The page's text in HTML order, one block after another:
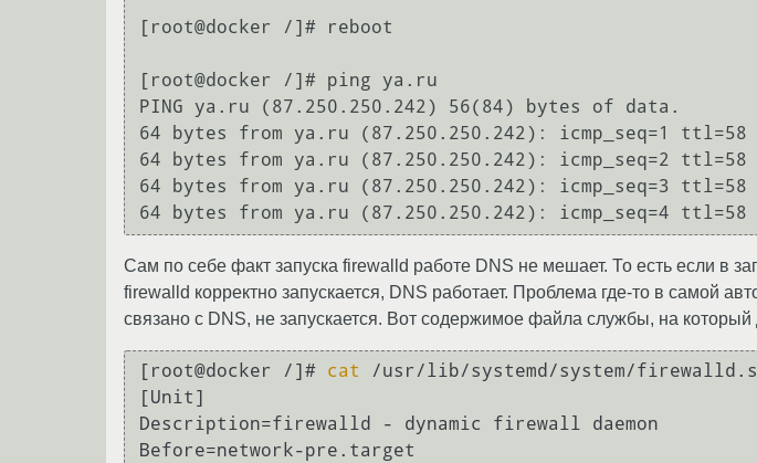
[root@docker /]# reboot
[root@docker /]# ping ya.ru
PING ya.ru (87.250.250.242) 56(84) bytes of data.
64 bytes from ya.ru (87.250.250.242): icmp_seq=1 ttl=58
64 bytes from ya.ru (87.250.250.242): icmp_seq=2 ttl=58
64 bytes from ya.ru (87.250.250.242): icmp_seq=3 ttl=58
Сам по себе факт запуска firewalld работе DNS не мешает. То есть если в
firewalld корректно запускается, DNS работает. Проблема где-то в самой
связано с DNS, не запускается. Вот содержимое файла службы, на который
[root@docker /]# cat
/usr/lib/systemd/system/
[Unit]
Description=firewalld - dynamic firewall daemon
Before=network-pre.target